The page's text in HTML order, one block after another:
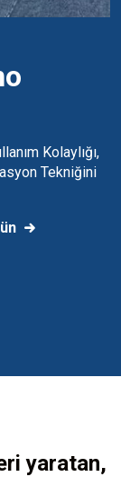
Kolaylığı,
Tekniğini
yaratan,